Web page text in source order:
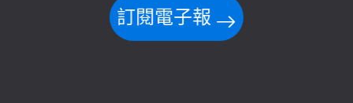
訂閱電子報